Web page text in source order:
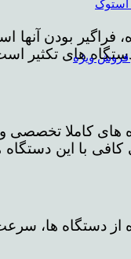
استوک
فروش ویژه
فراگیر بودن
های تکثیر
کافی با این
از دستگاه ها،